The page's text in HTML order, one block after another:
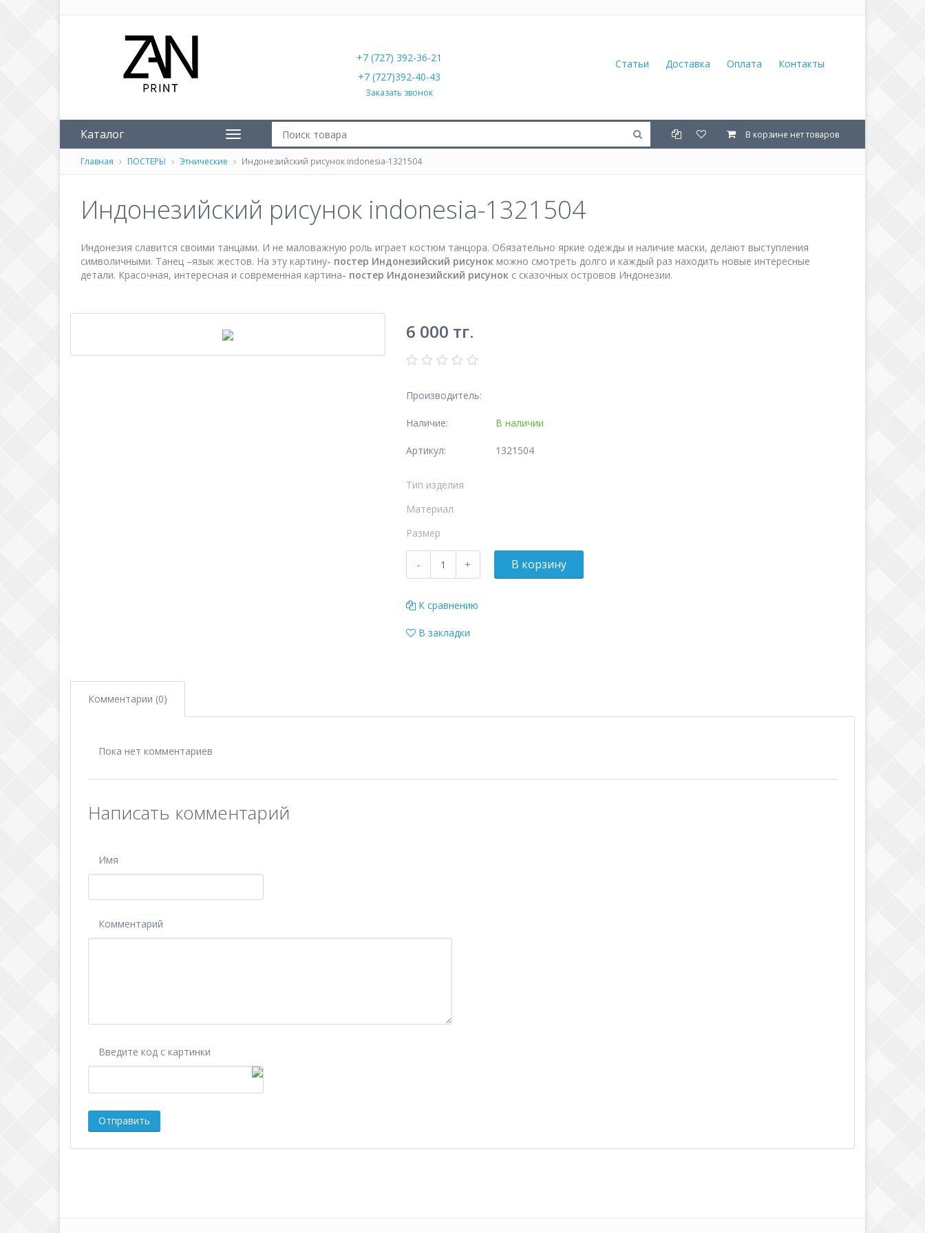
Статьи Доставка Оплата Контакты
+7 (727) 392-36-21
+7 (727)392-40-43
Заказать звонок
Каталог В корзине нет товаров
Главная ПОСТЕРЫ Этнические Индонезийский рисунок indonesia-1321504
Индонезийский рисунок indonesia-1321504
Индонезия славится своими танцами. И не маловажную роль играет костюм танцора. Обязательно яркие одежды и наличие маски, делают выступления
символичными. Танец –язык жестов. На эту картину- постер Индонезийский рисунок можно смотреть долго и каждый раз находить новые интересные
детали. Красочная, интересная и современная картина- постер Индонезийский рисунок с сказочных островов Индонезии.
6 000 тг.
Производитель:
Наличие: В наличии
Артикул: 1321504
Тип изделия
Материал
Размер
К сравнению
В закладки
Комментарии (0)
Пока нет комментариев
Написать комментарий
Имя
Комментарий
Введите код с картинки